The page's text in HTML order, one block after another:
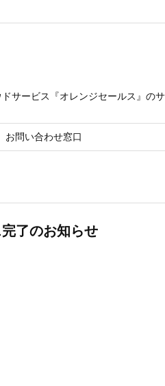
サービス『オレンジセールス』の
お問い合わせ窓口
了のお知らせ